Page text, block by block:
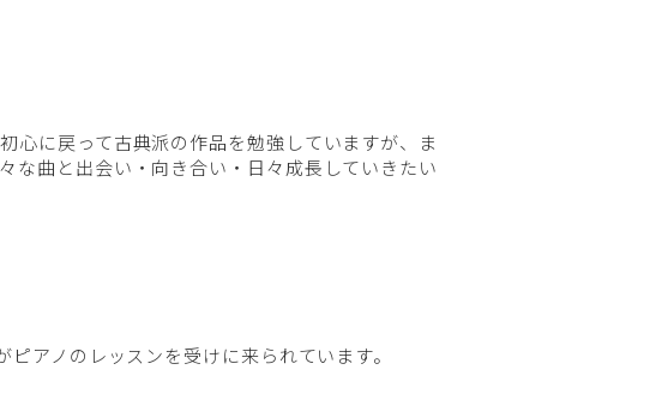
心に戻って古典派の作品を勉強していますが、ま
な曲と出会い・向き合い・日々成長していきたい
アノのレッスンを受けに来られています。